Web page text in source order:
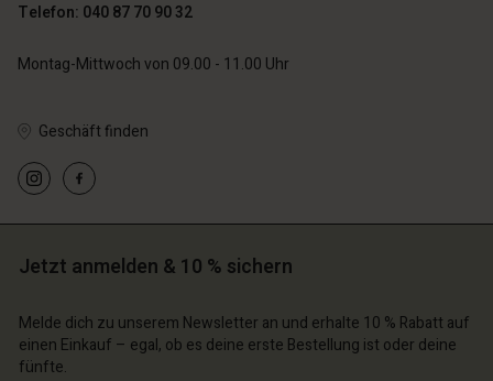
| Ein Land auswählen
finden
Konto
finden
| Ein Land auswählen
Konto
| Ein Land auswählen
finden
finden
| Ein Land auswählen
finden
| Ein Land auswählen
Telefon: 040 87 70 90 32
Montag-Mittwoch von 09.00 - 11.00 Uhr
Geschäft finden
Jetzt anmelden & 10 % sichern
Melde dich zu unserem Newsletter an und erhalte 10 % Rabatt auf
einen Einkauf – egal, ob es deine erste Bestellung ist oder deine
fünfte.